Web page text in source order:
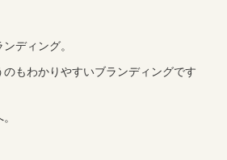
ディング。
もわかりやすいブランディングです